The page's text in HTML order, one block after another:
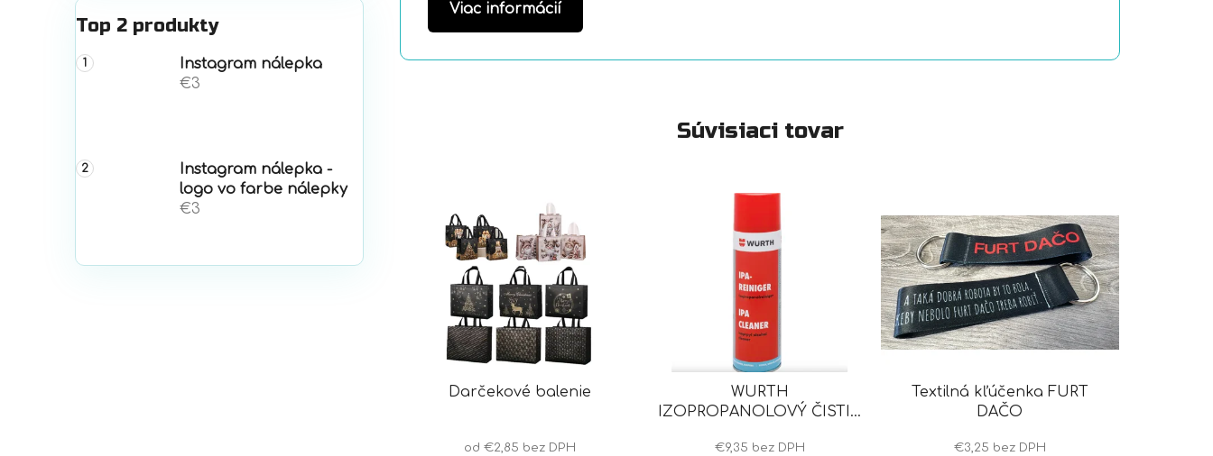
Top 2 produkty
Instagram nálepka
€3
Instagram nálepka -
logo vo farbe nálepky
€3
Viac informácií
Súvisiaci tovar
Darčekové balenie
od €2,85 bez DPH
WURTH
IZOPROPANOLOVÝ ČISTIČ
€9,35 bez DPH
Textilná kľúčenka FURT
DAČO
€3,25 bez DPH